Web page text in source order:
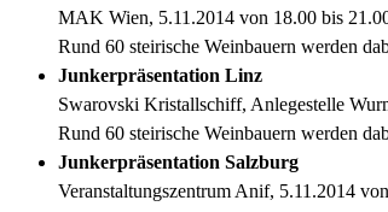
MAK Wien, 5.11.2014 von 18.00 bis
Rund 60 steirische Weinbauern werden
Junkerpräsentation Linz
Swarovski Kristallschiff, Anlegestelle
Rund 60 steirische Weinbauern werden
Junkerpräsentation Salzburg
Veranstaltungszentrum Anif, 5.11.2014